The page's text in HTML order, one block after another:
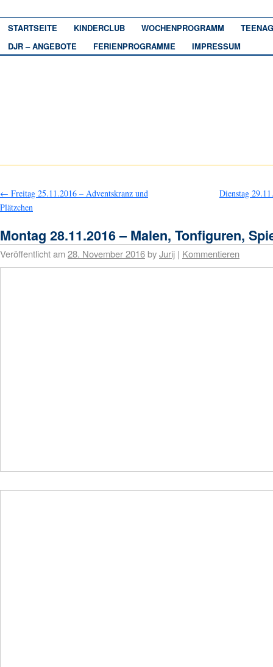
STARTSEITE KINDERCLUB WOCHENPROGRAMM
DJR – ANGEBOTE
FERIENPROGRAMME IMPRESSUM
← Freitag 25.11.2016 – Adventskranz und
Plätzchen
Dienstag
Montag 28.11.2016 – Malen, Tonfiguren,
Veröffentlicht am28. November 2016byJurij | Kommentieren